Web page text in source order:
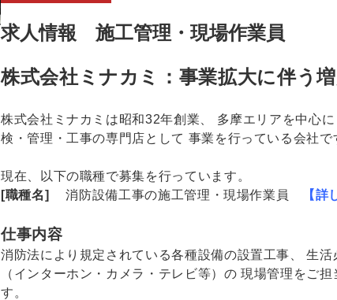
求人情報 施工管理・現場作業員
株式会社ミナカミ：事業拡大に伴う増
株式会社ミナカミは昭和32年創業、 多摩エリアを中心
検・管理・工事の専門店として 事業を行っている会社で
現在、以下の職種で募集を行っています。
[職種名]
消防設備工事の施工管理・現場作業員 【詳
仕事内容
消防法により規定されている各種設備の設置工事、 生活
（インターホン・カメラ・テレビ等）の 現場管理をご担
す。